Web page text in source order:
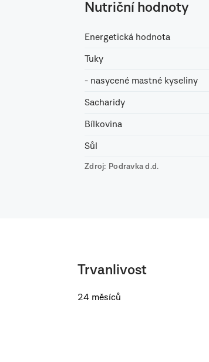
Nutriční hodnoty
Energetická hodnota
Tuky
- nasycené mastné kyseliny
Sacharidy
Bílkovina
Sůl
Zdroj: Podravka d.d.
Trvanlivost
24 měsíců